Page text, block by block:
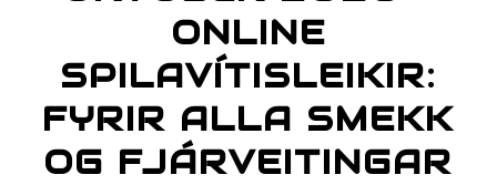
ONLINE
SPILAVÍTISLEIKIR:
FYRIR ALLA SMEKK
OG FJÁRVEITINGAR